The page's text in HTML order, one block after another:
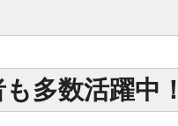
多数活躍中